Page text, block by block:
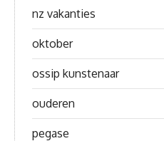
nz vakanties
oktober
ossip kunstenaar
ouderen
pegase